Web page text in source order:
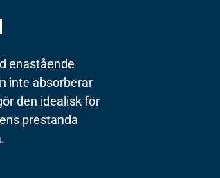
enastående
inte absorberar
den idealisk för
prestanda